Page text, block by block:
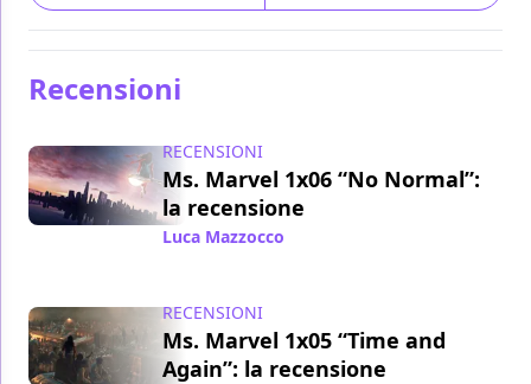
Recensioni
RECENSIONI
Ms. Marvel 1x06 “No Normal”:
la recensione
Luca Mazzocco
RECENSIONI
Ms. Marvel 1x05 “Time and
Again”: la recensione